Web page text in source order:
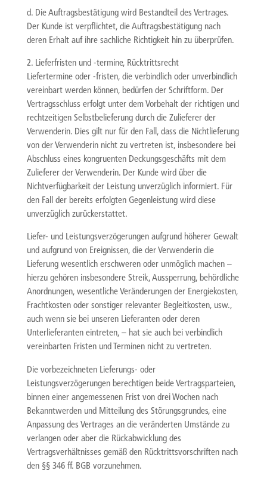
d. Die Auftragsbestätigung wird Bestandteil des Vertrages.
Der Kunde ist verpflichtet, die Auftragsbestätigung nach
deren Erhalt auf ihre sachliche Richtigkeit hin zu überprüfen.
2. Lieferfristen und -termine, Rücktrittsrecht
Liefertermine oder -fristen, die verbindlich oder unverbindlich
vereinbart werden können, bedürfen der Schriftform. Der
Vertragsschluss erfolgt unter dem Vorbehalt der richtigen und
rechtzeitigen Selbstbelieferung durch die Zulieferer der
Verwenderin. Dies gilt nur für den Fall, dass die Nichtlieferung
von der Verwenderin nicht zu vertreten ist, insbesondere bei
Abschluss eines kongruenten Deckungsgeschäfts mit dem
Zulieferer der Verwenderin. Der Kunde wird über die
Nichtverfügbarkeit der Leistung unverzüglich informiert. Für
den Fall der bereits erfolgten Gegenleistung wird diese
unverzüglich zurückerstattet.
Liefer- und Leistungsverzögerungen aufgrund höherer Gewalt
und aufgrund von Ereignissen, die der Verwenderin die
Lieferung wesentlich erschweren oder unmöglich machen –
hierzu gehören insbesondere Streik, Aussperrung, behördliche
Anordnungen, wesentliche Veränderungen der Energiekosten,
Frachtkosten oder sonstiger relevanter Begleitkosten, usw.,
auch wenn sie bei unseren Lieferanten oder deren
Unterlieferanten eintreten, – hat sie auch bei verbindlich
vereinbarten Fristen und Terminen nicht zu vertreten.
Die vorbezeichneten Lieferungs- oder
Leistungsverzögerungen berechtigen beide Vertragsparteien,
binnen einer angemessenen Frist von drei Wochen nach
Bekanntwerden und Mitteilung des Störungsgrundes, eine
Anpassung des Vertrages an die veränderten Umstände zu
verlangen oder aber die Rückabwicklung des
Vertragsverhältnisses gemäß den Rücktrittsvorschriften nach
den §§ 346 ff. BGB vorzunehmen.